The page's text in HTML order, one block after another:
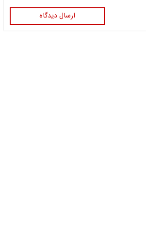
ارسال دیدگاه